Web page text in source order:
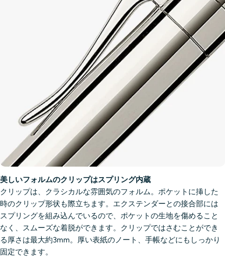
美しいフォルムのクリップはスプリング内蔵
クリップは、クラシカルな雰囲気のフォルム。ポケットに挿した
時のクリップ形状も際立ちます。エクステンダーとの接合部には
スプリングを組み込んでいるので、ポケットの生地を傷めること
なく、スムーズな着脱ができます。クリップではさむことができ
る厚さは最大約3mm。厚い表紙のノート、手帳などにもしっかり
固定できます。